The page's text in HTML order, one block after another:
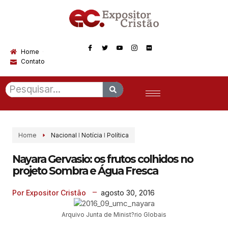
Home
Contato
Home Nacional I Notícia I Política
Nayara Gervasio: os frutos colhidos no
projeto Sombra e Água Fresca
Por Expositor Cristão agosto 30, 2016
Arquivo Junta de Minist?rio Globais